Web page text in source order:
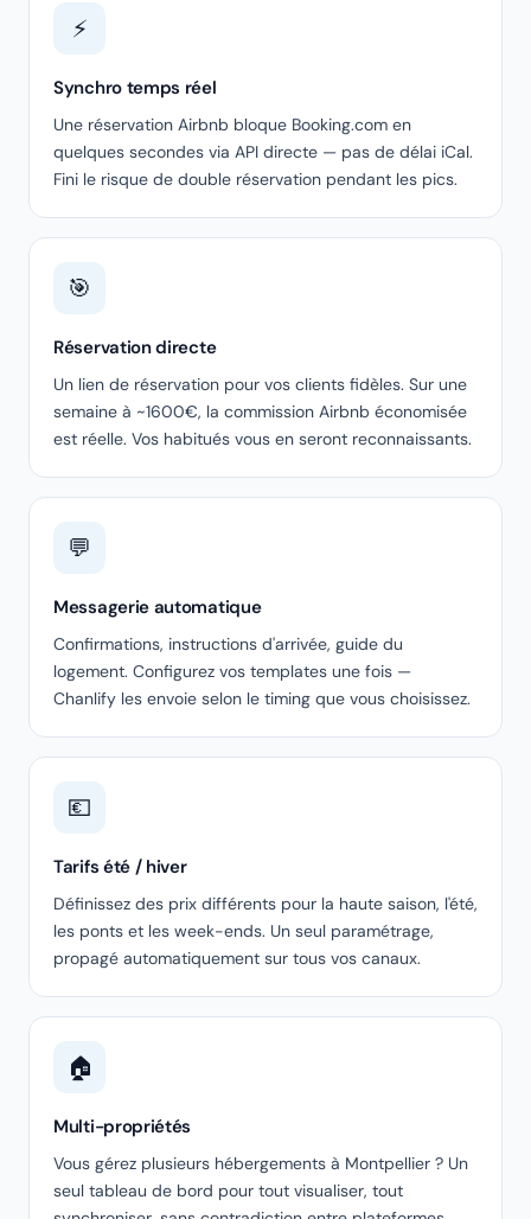
⚡
Synchro temps réel
Une réservation Airbnb bloque Booking.com en
quelques secondes via API directe — pas de délai iCal.
Fini le risque de double réservation pendant les pics.
🎯
Réservation directe
Un lien de réservation pour vos clients fidèles. Sur une
semaine à ~1600€, la commission Airbnb économisée
est réelle. Vos habitués vous en seront reconnaissants.
💬
Messagerie automatique
Confirmations, instructions d'arrivée, guide du
logement. Configurez vos templates une fois —
Chanlify les envoie selon le timing que vous choisissez.
💶
Tarifs été / hiver
Définissez des prix différents pour la haute saison, l'été,
les ponts et les week-ends. Un seul paramétrage,
propagé automatiquement sur tous vos canaux.
🏠
Multi-propriétés
Vous gérez plusieurs hébergements à Montpellier ? Un
seul tableau de bord pour tout visualiser, tout